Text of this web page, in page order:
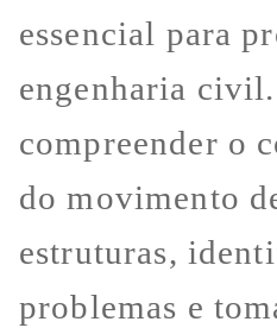
essencial para
engenharia
compreender o
do movimento
estruturas,
problemas e